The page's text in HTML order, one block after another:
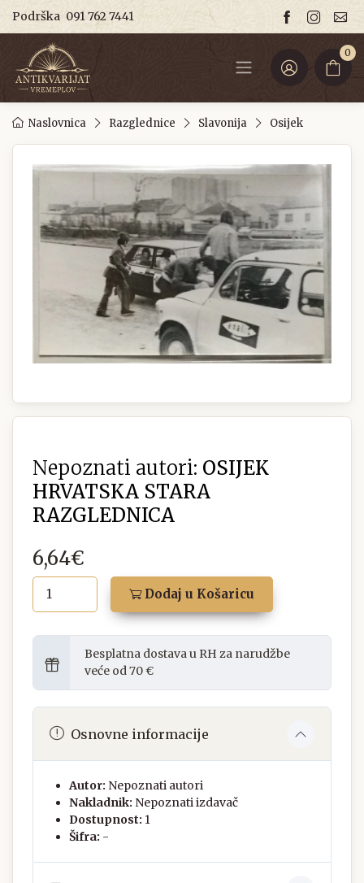
Podrška 091 762 7441
0
Naslovnica Razglednice Slavonija Osijek
Nepoznati autori: OSIJEK
HRVATSKA STARA
RAZGLEDNICA
6,64€
Dodaj u Košaricu
Besplatna dostava u RH za narudžbe
veće od 70 €
Osnovne informacije
Autor: Nepoznati autori
Nakladnik: Nepoznati izdavač
Dostupnost: 1
Šifra: -